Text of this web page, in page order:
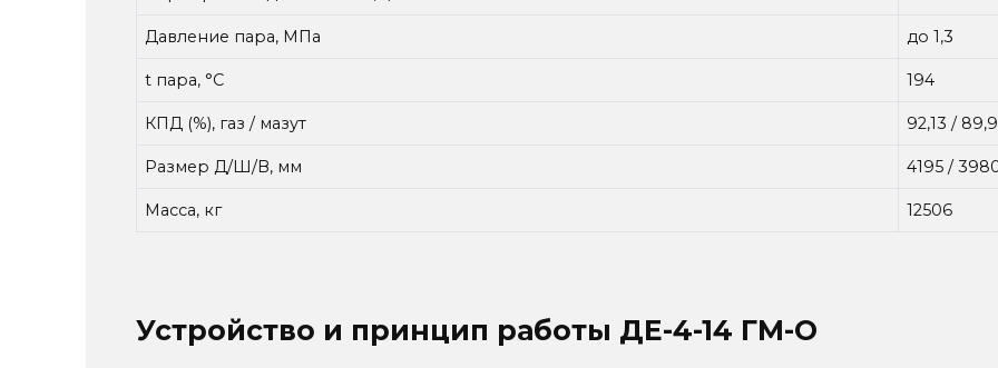
Давление пара, МПа до 1,3
t пара, °С 194
КПД (%), газ / мазут 92,13 /
Размер Д/Ш/В, мм 4195 /
Масса, кг 12506
Устройство и принцип работы ДЕ-4-14 ГМ-О